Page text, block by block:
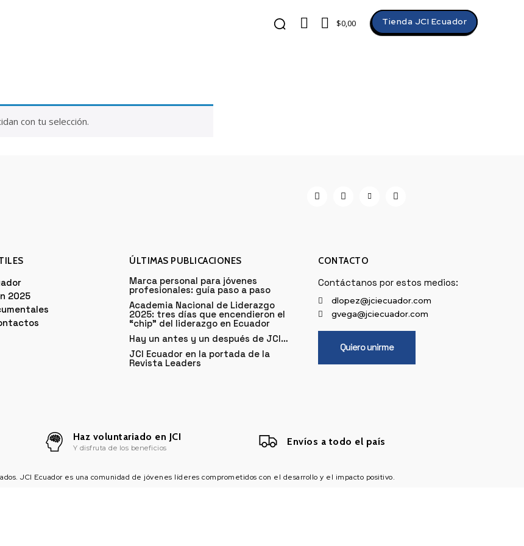
$0,00 Tienda JCI Ecuador
con tu selección.
2025
ÚLTIMAS PUBLICACIONES
Marca personal para jóvenes
profesionales: guía paso a paso
Academia Nacional de Liderazgo
2025: tres días que encendieron el
“chip” del liderazgo en Ecuador
Hay un antes y un después de JCI…
JCI Ecuador en la portada de la
Revista Leaders
CONTACTO
Contáctanos por estos medios:
dlopez@jciecuador.com
gvega@jciecuador.com
Quiero unirme
Haz voluntariado en JCI
Y disfruta de los beneficios
Envíos a todo el país
JCI Ecuador es una comunidad de jóvenes líderes comprometidos con el desarrollo y el impacto positivo.